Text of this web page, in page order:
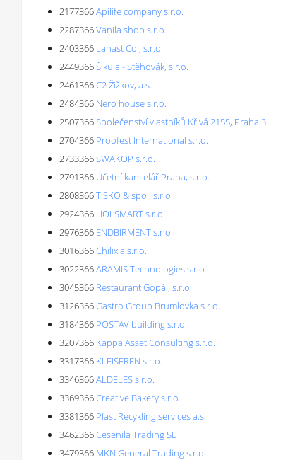
2177366Apilife company s.r.o.
2287366Vanila shop s.r.o.
2403366 Lanast Co., s.r.o.
2449366Šikula - Stěhovák, s.r.o.
2461366C2 Žižkov, a.s.
2484366 Nero house s.r.o.
2507366Společenství vlastníků Křivá 2155, Praha 3
2704366 Proofest International s.r.o.
2733366SWAKOP s.r.o.
2791366 Účetní kancelář Praha, s.r.o.
2808366TISKO & spol. s.r.o.
2924366 HOLSMART s.r.o.
2976366 ENDBIRMENT s.r.o.
3016366Chilixia s.r.o.
3022366ARAMIS Technologies s.r.o.
3045366 Restaurant Gopál, s.r.o.
3126366Gastro Group Brumlovka s.r.o.
3184366 POSTAV building s.r.o.
3207366 Kappa Asset Consulting s.r.o.
3317366 KLEISEREN s.r.o.
3346366ALDELES s.r.o.
3369366Creative Bakery s.r.o.
3381366 Plast Recykling services a.s.
3462366Cesenila Trading SE
3479366 MKN General Trading s.r.o.